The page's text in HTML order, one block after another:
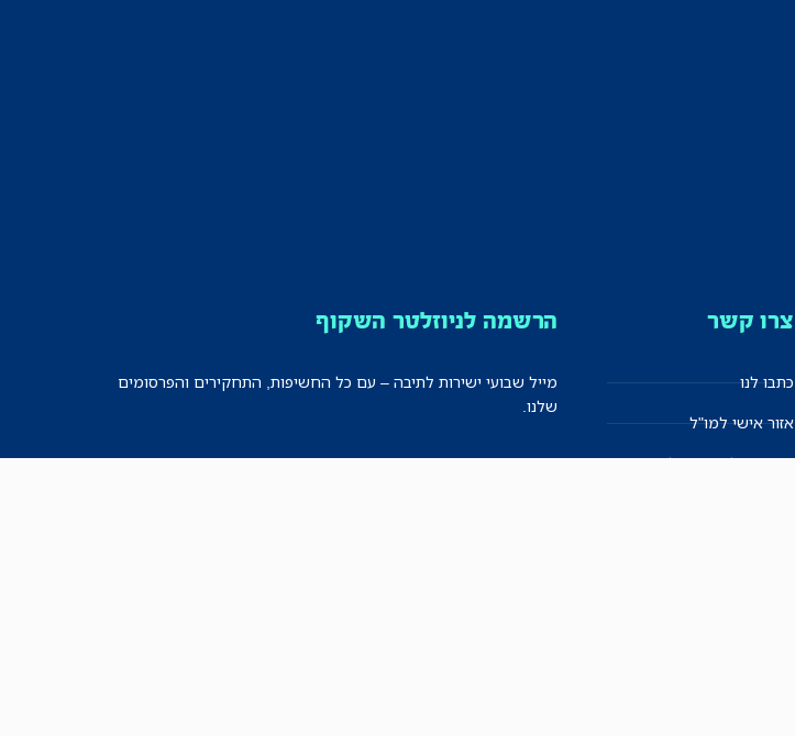
צרו קשר
כתבו לנו
אזור אישי למו"ל
תיבת הדלפות (מייל אדום)
הרשמה לניוזלטר השקוף
מייל שבועי ישירות לתיבה – עם כל החשיפות, התחקירים והפרסומים
שלנו.